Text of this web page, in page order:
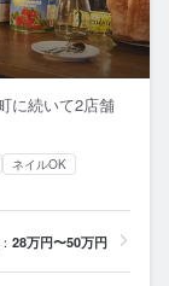
に続いて2店舗
ネイルOK
28万円〜50万円